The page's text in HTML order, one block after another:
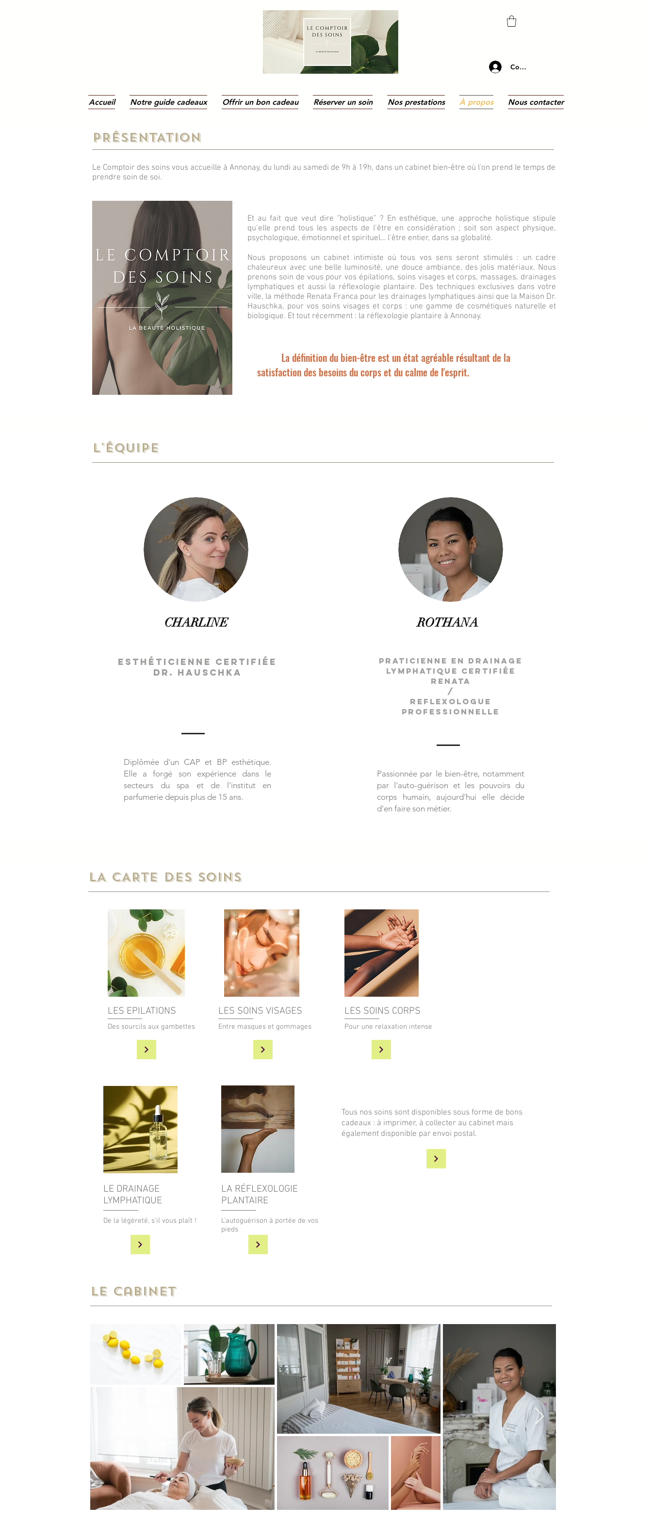
Connectez-vous
Accueil Notre guide cadeaux Offrir un bon cadeau Réserver un soin Nos prestations À propos Nous contacter
PRÉSENTATION
Le Comptoir des soins vous accueille à Annonay, du lundi au samedi de 9h à 19h, dans un cabinet bien-être où l'on prend le temps de
prendre soin de soi.
Et au fait que veut dire "holistique" ? En esthétique, une approche holistique stipule
qu’elle prend tous les aspects de l’être en considération ; soit son aspect physique,
psychologique, émotionnel et spirituel… l’être entier, dans sa globalité.
Nous proposons un cabinet intimiste où tous vos sens seront stimulés : un cadre
chaleureux avec une belle luminosité, une douce ambiance, des jolis matériaux. Nous
prenons soin de vous pour vos épilations, soins visages et corps, massages, drainages
lymphatiques et aussi la réflexologie plantaire. Des techniques exclusives dans votre
ville, la méthode Renata Franca pour les drainages lymphatiques ainsi que la Maison Dr.
Hauschka, pour vos soins visages et corps : une gamme de cosmétiques naturelle et
biologique. Et tout récemment : la réflexologie plantaire à Annonay.
La définition du bien-être est un état agréable résultant de la
satisfaction des besoins du corps et du calme de l'esprit.
l'Équipe
CHARLINE
Esthéticienne certifiée
Dr. Hauschka
Diplômée d'un CAP et BP esthétique.
Elle a forgé son expérience dans le
secteurs du spa et de l'institut en
parfumerie depuis plus de 15 ans.
ROTHANA
Praticienne en drainage
lymphatique certifiée
Renata
/
reflexologue
professionnelle
Passionnée par le bien-être, notamment
par l'auto-guérison et les pouvoirs du
corps humain, aujourd'hui elle décide
d'en faire son métier.
LA CARTE DES SOINS
LES EPILATIONS
Des sourcils aux gambettes
LES SOINS VISAGES
Entre masques et gommages
LE DRAINAGE
LYMPHATIQUE
LA RÉFLEXOLOGIE
PLANTAIRE
De la légèreté, s'il vous plaît !
L'autoguérison à portée de vos
pieds
LES SOINS CORPS
Pour une relaxation intense
Tous nos soins sont disponibles sous forme de bons
cadeaux : à imprimer, à collecter au cabinet mais
également disponible par envoi postal.
le cabinet